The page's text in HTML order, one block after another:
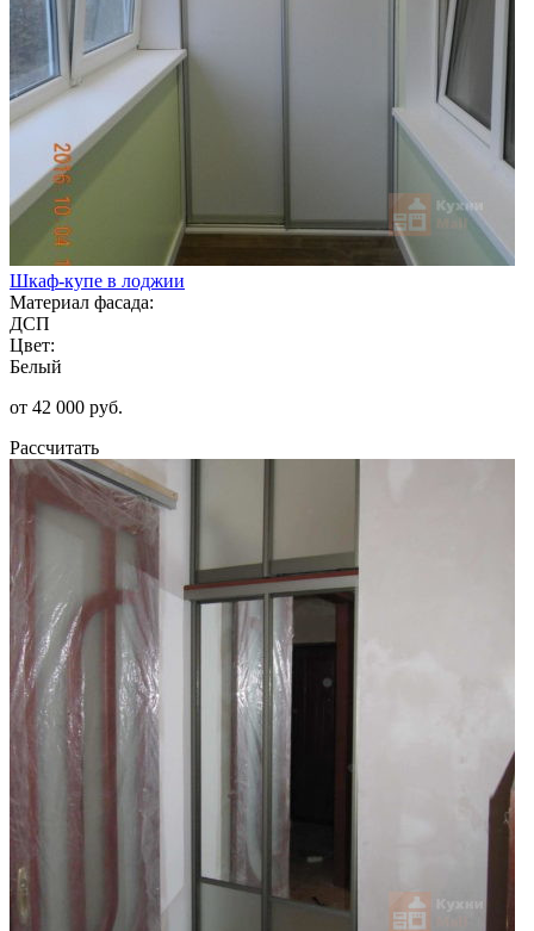
Шкаф-купе в лоджии
Материал фасада:
ДСП
Цвет:
Белый
от 42 000 руб.
Рассчитать